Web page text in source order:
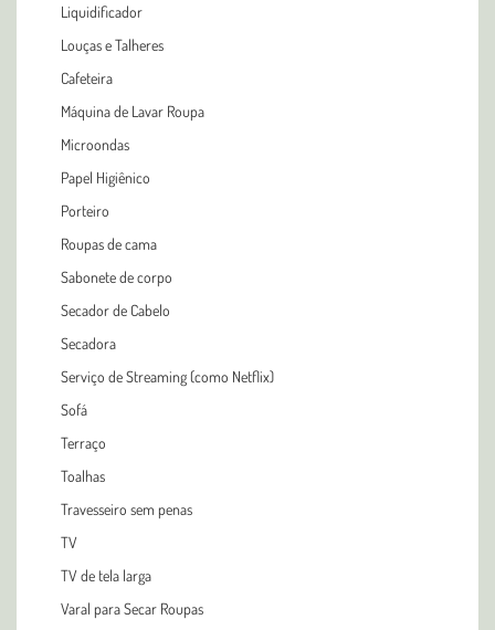
Liquidificador
Louças e Talheres
Cafeteira
Máquina de Lavar Roupa
Microondas
Papel Higiênico
Porteiro
Roupas de cama
Sabonete de corpo
Secador de Cabelo
Secadora
Serviço de Streaming (como Netflix)
Sofá
Terraço
Toalhas
Travesseiro sem penas
TV
TV de tela larga
Varal para Secar Roupas